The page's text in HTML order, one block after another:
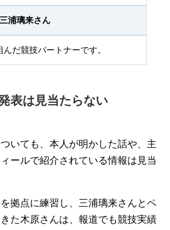
三浦璃来さん
だ競技パートナーです。
表は見当たらない
いても、本人が明かした話や、主
ールで紹介されている情報は見当
拠点に練習し、三浦璃来さんとペ
た木原さんは、報道でも競技実績